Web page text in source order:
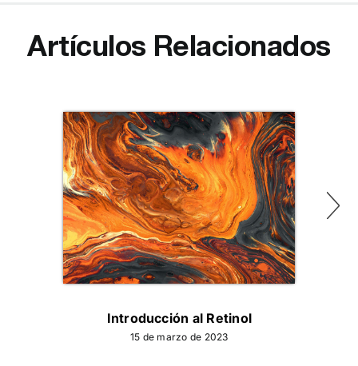
Artículos Relacionados
Introducción al Retinol
15 de marzo de 2023